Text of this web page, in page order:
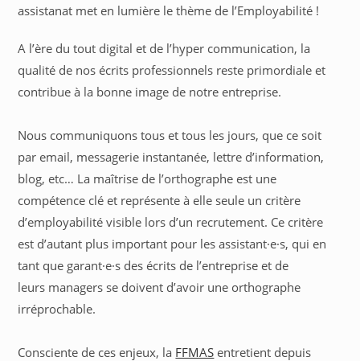
assistanat met en lumière le thème de l’Employabilité !
A l’ère du tout digital et de l’hyper communication, la
qualité de nos écrits professionnels reste primordiale et
contribue à la bonne image de notre entreprise.
Nous communiquons tous et tous les jours, que ce soit
par email, messagerie instantanée, lettre d’information,
blog, etc… La maîtrise de l’orthographe est une
compétence clé et représente à elle seule un critère
d’employabilité visible lors d’un recrutement. Ce critère
est d’autant plus important pour les assistant·e·s, qui en
tant que garant·e·s des écrits de l’entreprise et de
leurs managers se doivent d’avoir une orthographe
irréprochable.
Consciente de ces enjeux, la FFMAS entretient depuis